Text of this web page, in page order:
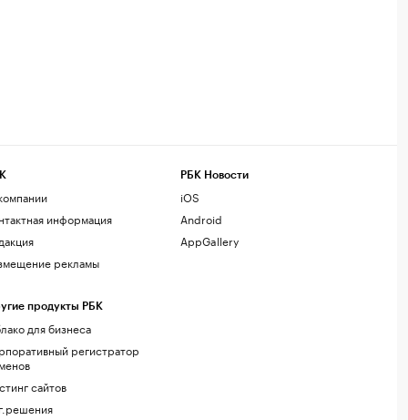
информация
рекламы
продукты РБК
для бизнеса
регистратор
сайтов
РБК Новости
iOS
Android
AppGallery